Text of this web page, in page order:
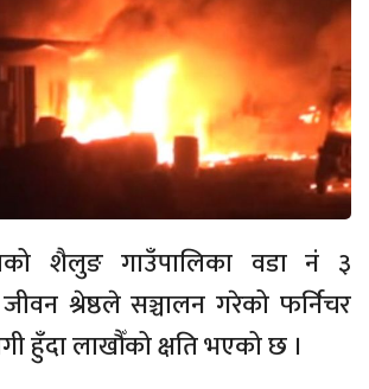
शैलुङ गाउँपालिका वडा नं ३
श्रेष्ठले सञ्चालन गरेको फर्निचर
हुँदा लाखौँको क्षति भएको छ ।